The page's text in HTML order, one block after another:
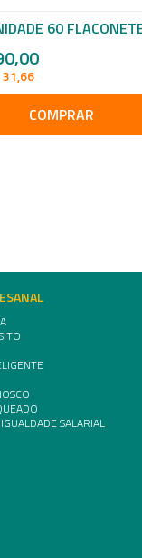
60
31,66
COMPRAR
SALARIAL